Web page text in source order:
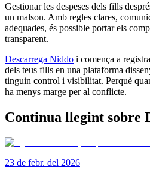
Gestionar les despeses dels fills
un malson. Amb regles clares,
adequades, és possible portar els
transparent.
Descarrega Niddo i comença a
dels teus fills en una plataforma
tinguin control i visibilitat. Perquè
ha menys marge per al conflicte.
Continua llegint sobre
23 de febr. del 2026